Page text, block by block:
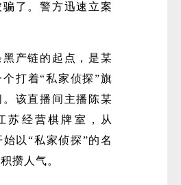
了。警方迅速立案
产链的起点，是某
打着“私家侦探”旗
该直播间主播陈某
苏经营棋牌室，从
始以“私家侦探”的名
攒人气。